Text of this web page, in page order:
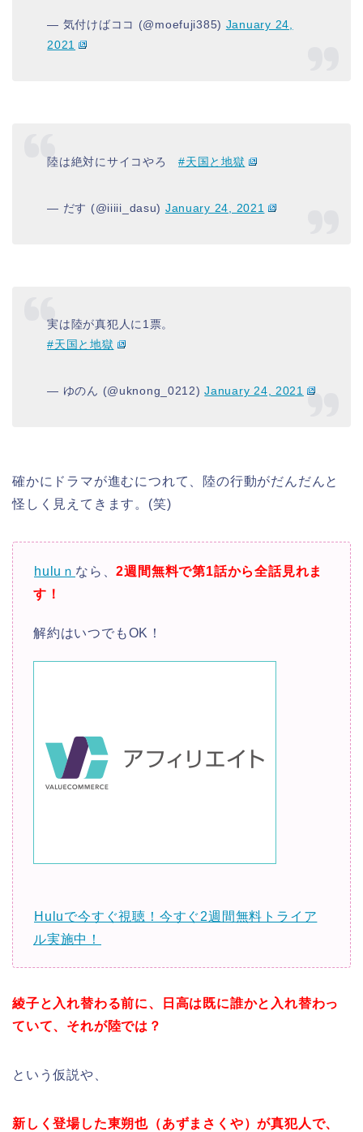
— 気付けばココ (@moefuji385) January 24,
2021
陸は絶対にサイコやろ#天国と地獄
— だす (@iiiii_dasu) January 24, 2021
実は陸が真犯人に1票。
#天国と地獄
— ゆのん (@uknong_0212)January 24, 2021
確かにドラマが進むにつれて、陸の行動がだんだんと
怪しく見えてきます。(笑)
huluｎ なら、2週間無料で第1話から全話見れま
す！
解約はいつでもOK！
Huluで今すぐ視聴！今すぐ2週間無料トライア
ル実施中！
綾子と入れ替わる前に、日高は既に誰かと入れ替わっ
ていて、それが陸では？
という仮説や、
新しく登場した東朔也（あずまさくや）が真犯人で、